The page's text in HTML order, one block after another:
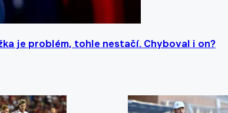
je problém, tohle nestačí. Chyboval i on?